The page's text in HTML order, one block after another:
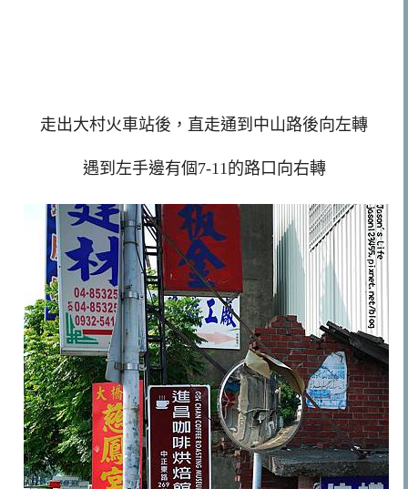
走出大村火車站後，直走通到中山路後向左轉
遇到左手邊有個7-11的路口向右轉